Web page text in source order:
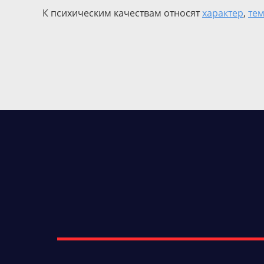
К психическим качествам относятхарактер,